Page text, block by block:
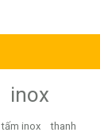
inox
tấm inox
thanh